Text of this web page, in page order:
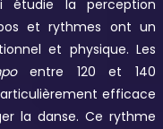
étudie la perception
et rythmes ont un
et physique. Les
entre 120 et 140
efficace
la danse. Ce rythme